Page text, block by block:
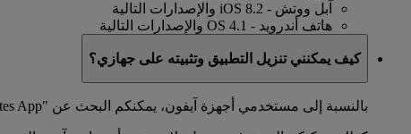
آبل ووتش - iOS 8.2 والإصدارات التالية
هاتف أندرويد - OS 4.1 والإصدارات التالية
كيف يمكنني تنزيل التطبيق وتثبيته على جهازي؟
بالنسبة إلى مستخدمي أجهزة آيفون، يمكنكم البحث عن "Emirates App" في متجر آي تيونز ستور على جهازكم، إما في المتصفح أو في متجر آب ستور.